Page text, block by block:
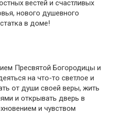
вестей и счастливых
нового душевного
в доме!
Пресвятой Богородицы и
на что-то светлое и
от души своей веры, жить
и открывать дверь в
и чувством